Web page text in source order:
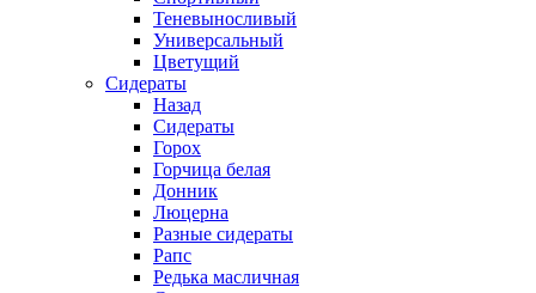
Теневыносливый
Универсальный
Цветущий
Сидераты
Назад
Сидераты
Горох
Горчица белая
Донник
Люцерна
Разные сидераты
Рапс
Редька масличная